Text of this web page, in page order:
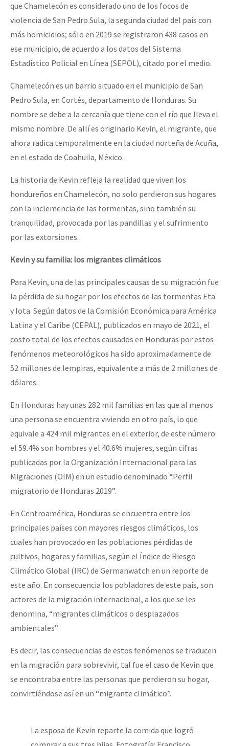
que Chamelecón es considerado uno de los focos de
violencia de San Pedro Sula, la segunda ciudad del país con
más homicidios; sólo en 2019 se registraron 438 casos en
ese municipio, de acuerdo a los datos del Sistema
Estadístico Policial en Línea (SEPOL), citado por el medio.
Chamelecón es un barrio situado en el municipio de San
Pedro Sula, en Cortés, departamento de Honduras. Su
nombre se debe a la cercanía que tiene con el río que lleva el
mismo nombre. De allí es originario Kevin, el migrante, que
ahora radica temporalmente en la ciudad norteña de Acuña,
en el estado de Coahuila, México.
La historia de Kevin refleja la realidad que viven los
hondureños en Chamelecón, no solo perdieron sus hogares
con la inclemencia de las tormentas, sino también su
tranquilidad, provocada por las pandillas y el sufrimiento
por las extorsiones.
Kevin y su familia: los migrantes climáticos
Para Kevin, una de las principales causas de su migración fue
la pérdida de su hogar por los efectos de las tormentas Eta
y Iota. Según datos de la Comisión Económica para América
Latina y el Caribe (CEPAL), publicados en mayo de 2021, el
costo total de los efectos causados en Honduras por estos
fenómenos meteorológicos ha sido aproximadamente de
52 millones de lempiras, equivalente a más de 2 millones de
dólares.
En Honduras hay unas 282 mil familias en las que al menos
una persona se encuentra viviendo en otro país, lo que
equivale a 424 mil migrantes en el exterior, de este número
el 59.4% son hombres y el 40.6% mujeres, según cifras
publicadas por la Organización Internacional para las
Migraciones (OIM) en un estudio denominado “Perfil
migratorio de Honduras 2019”.
En Centroamérica, Honduras se encuentra entre los
principales países con mayores riesgos climáticos, los
cuales han provocado en las poblaciones pérdidas de
cultivos, hogares y familias, según el Índice de Riesgo
Climático Global (IRC) de Germanwatch en un reporte de
este año. En consecuencia los pobladores de este país, son
actores de la migración internacional, a los que se les
denomina, “migrantes climáticos o desplazados
ambientales”.
Es decir, las consecuencias de estos fenómenos se traducen
en la migración para sobrevivir, tal fue el caso de Kevin que
se encontraba entre las personas que perdieron su hogar,
convirtiéndose así en un “migrante climático”.
La esposa de Kevin reparte la comida que logró